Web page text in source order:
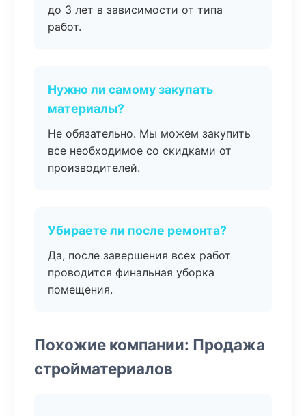
до 3 лет в зависимости от типа
работ.
Нужно ли самому закупать
материалы?
Не обязательно. Мы можем закупить
все необходимое со скидками от
производителей.
Убираете ли после ремонта?
Да, после завершения всех работ
проводится финальная уборка
помещения.
Похожие компании: Продажа
стройматериалов